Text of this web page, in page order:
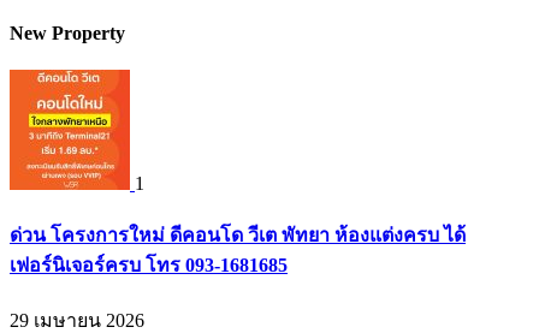
New Property
1
ด่วน โครงการใหม่ ดีคอนโด วีเต พัทยา ห้องแต่งครบ ได้
เฟอร์นิเจอร์ครบ โทร 093-1681685
29 เมษายน 2026